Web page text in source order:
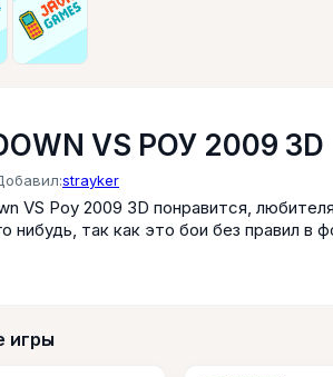
VS РОУ 2009 3D
strayker
VS Роу 2009 3D понравится,
нибудь, так как это бои без правил в
игры